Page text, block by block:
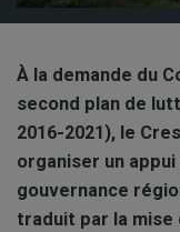
À la demande du
second plan de
2016-2021), le
organiser un
gouvernance
traduit par la mise